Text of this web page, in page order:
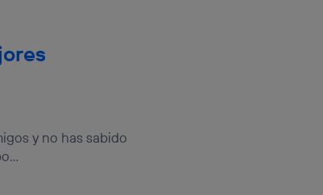
y no has sabido